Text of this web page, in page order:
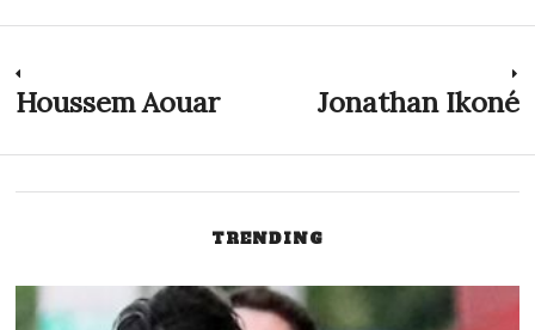
Indlægsnavigation
Previous
Houssem Aouar Jonathan Ikoné
TRENDING